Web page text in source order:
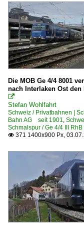
Die MOB Ge 4/4 8001
nach Interlaken Ost den

Stefan Wohlfahrt
Schweiz / Privatbahnen |
Bahn AG seit 1901,
Schmalspur / Ge 4/4 III
 371 1400x900 Px,